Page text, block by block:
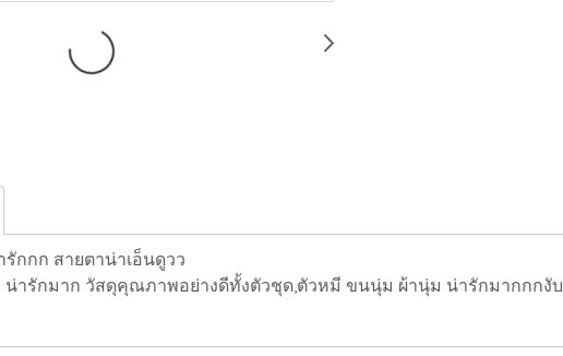
กกก สายตาน่าเอ็นดูวว
ารักมาก วัสดุคุณภาพอย่างดีทั้งตัวชุด,ตัวหมี ขนนุ่ม ผ้านุ่ม น่ารักมากกกงับ